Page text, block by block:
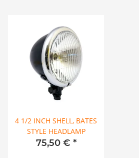
4 1/2 INCH SHELL, BATES
STYLE HEADLAMP
75,50 € *